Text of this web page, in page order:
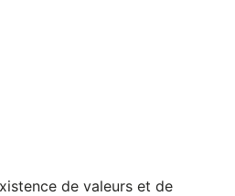
de valeurs et de